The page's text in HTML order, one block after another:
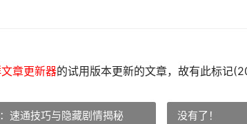
章更新器的试用版本更新的文章，故有此标记
速通技巧与隐藏剧情揭秘 没有了！